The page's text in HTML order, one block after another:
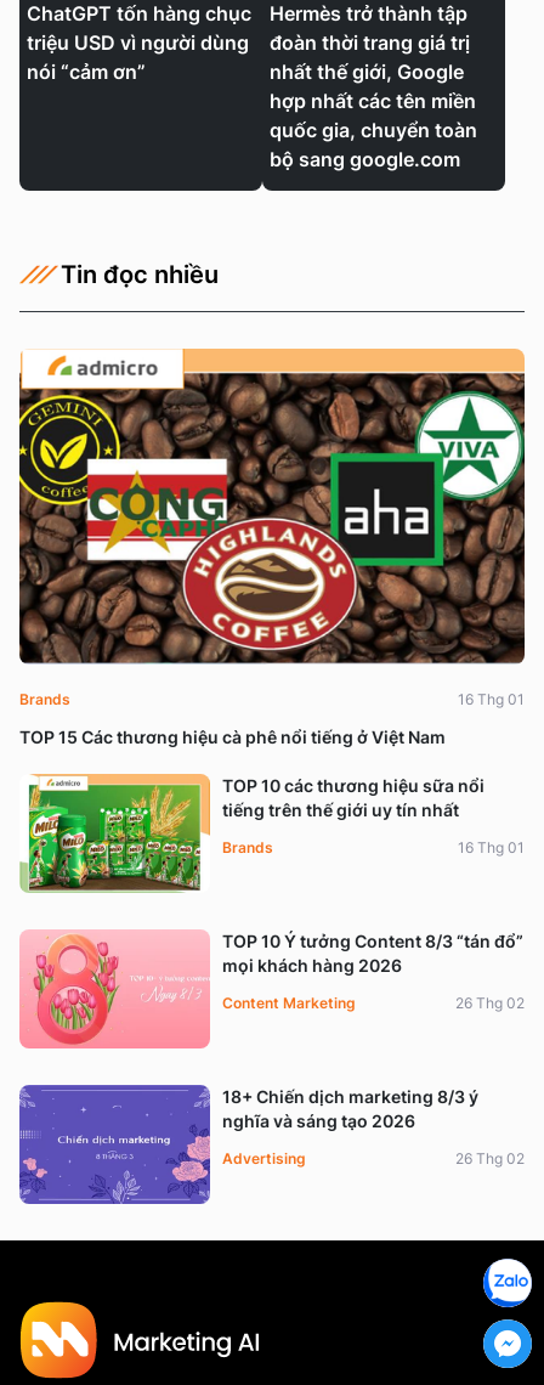
ChatGPT tốn hàng chục
triệu USD vì người dùng
nói “cảm ơn”
Hermès trở thành tập
đoàn thời trang giá trị
nhất thế giới, Google
hợp nhất các tên miền
quốc gia, chuyển toàn
bộ sang google.com
Tin đọc nhiều
TOP 15 Các thương hiệu cà phê nổi tiếng ở Việt Nam
Brands 16 Thg 01
TOP 10 các thương hiệu sữa nổi
tiếng trên thế giới uy tín nhất
Brands 16 Thg 01
TOP 10 Ý tưởng Content 8/3 “tán đổ”
mọi khách hàng 2026
Content Marketing 26 Thg 02
18+ Chiến dịch marketing 8/3 ý
nghĩa và sáng tạo 2026
Advertising 26 Thg 02